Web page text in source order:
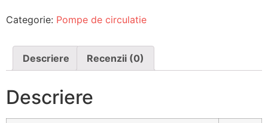
Categorie: Pompe de circulatie
Descriere Recenzii (0)
Descriere